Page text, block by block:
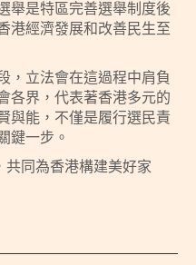
舉是特區完善選舉制度後
港經濟發展和改善民生至
，立法會在這過程中肩負
各界，代表著香港多元的
與能，不僅是履行選民責
鍵一步。
同為香港構建美好家